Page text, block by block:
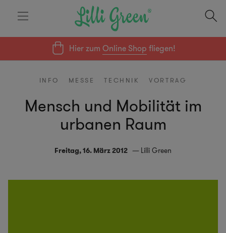
Hier zumOnline Shop fliegen!
INFO MESSE TECHNIK VORTRAG
Mensch und Mobilität im
urbanen Raum
Freitag, 16. März 2012 Lilli Green